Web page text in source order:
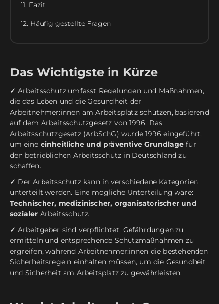
11. Fazit
12. Häufig gestellte Fragen
Das Wichtigste in Kürze
✓ Arbeitsschutz umfasst Regelungen und Maßnahmen,
die das Leben und die Gesundheit der
Arbeitnehmer:innen am Arbeitsplatz schützen, basierend
auf dem Arbeitsschutzgesetz von 1996. Das
Arbeitsschutzgesetz (ArbSchG) wurde 1996 eingeführt,
um eine einheitliche und präventive Grundlage für
den betrieblichen Arbeitsschutz in Deutschland zu
schaffen.
✓ Der Arbeitsschutz kann in verschiedene Kategorien
unterteilt werden. Eine mögliche Unterteilung wäre:
Technischer, medizinischer, organisatorischer und
sozialer Arbeitsschutz.
✓ Arbeitgeber sind verpflichtet, Gefährdungen zu
ermitteln und entsprechende Schutzmaßnahmen zu
ergreifen, während Arbeitnehmer:innen die bestehenden
Sicherheitsregeln einhalten müssen, um die Gesundheit
und Sicherheit am Arbeitsplatz zu gewährleisten.